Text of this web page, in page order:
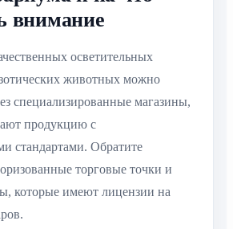
внимание
осветительных
животных можно
специализированные магазины,
продукцию с
стандартами. Обратите
торговые точки и
которые имеют лицензии на